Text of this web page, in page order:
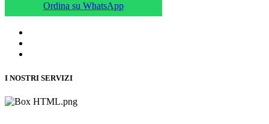
Ordina su WhatsApp
I NOSTRI SERVIZI